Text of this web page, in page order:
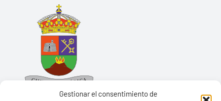
Gestionar el consentimiento de